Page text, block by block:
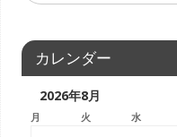
カレンダー
2026年8月
月 火 水